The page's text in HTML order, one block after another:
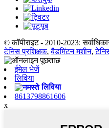
© कॉपीराइट - 2010-2023:
टेनिस प्रशिक्षक,बैडमिंटन मशीन,
ईमेल भेजें
लिविया
लिविया
8613798861606
x